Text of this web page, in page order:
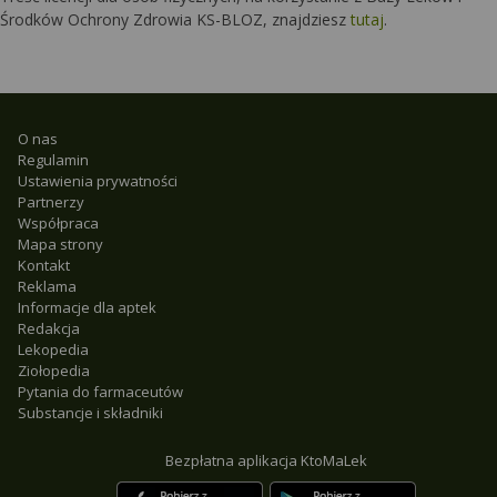
Środków Ochrony Zdrowia KS-BLOZ, znajdziesz tutaj.
O nas
Regulamin
Ustawienia prywatności
Partnerzy
Współpraca
Mapa strony
Kontakt
Reklama
Informacje dla aptek
Redakcja
Lekopedia
Ziołopedia
Pytania do farmaceutów
Substancje i składniki
Bezpłatna aplikacja KtoMaLek